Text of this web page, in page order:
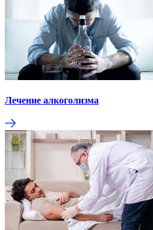
Лечение алкоголизма